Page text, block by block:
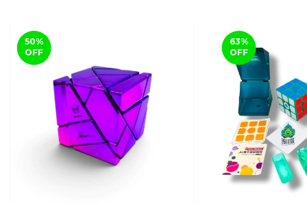
50%
OFF
63%
OFF